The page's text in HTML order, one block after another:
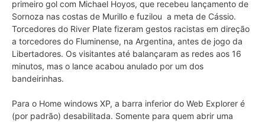
primeiro gol com Michael Hoyos, que recebeu lançamento de
Sornoza nas costas de Murillo e fuzilou a meta de Cássio.
Torcedores do River Plate fizeram gestos racistas em direção
a torcedores do Fluminense, na Argentina, antes de jogo da
Libertadores. Os visitantes até balançaram as redes aos 16
minutos, mas o lance acabou anulado por um dos
bandeirinhas.
Para o Home windows XP, a barra inferior do Web Explorer é
(por padrão) desabilitada. Somente para quem abrir uma